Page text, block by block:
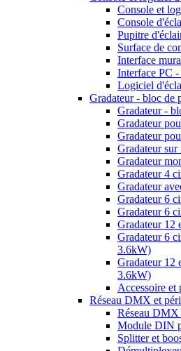
Console et
Console
Pupitre
Surface de
Interface
Interface PC
Logiciel
Gradateur - bloc de
Gradateur -
Gradateur
Gradateur
Gradateur
Gradateur
Gradateur 4
Gradateur
Gradateur 6
Gradateur 6
Gradateur 12
Gradateur 6
3.6kW)
Gradateur 12
3.6kW)
Accessoire et
Réseau DMX et
Réseau DMX
Module DIN
Splitter et